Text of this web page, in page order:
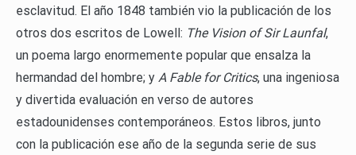
esclavitud. El año 1848 también vio la publicación de los
otros dos escritos de Lowell: The Vision of Sir Launfal,
un poema largo enormemente popular que ensalza la
hermandad del hombre; y A Fable for Critics, una ingeniosa
y divertida evaluación en verso de autores
estadounidenses contemporáneos. Estos libros, junto
con la publicación ese año de la segunda serie de sus